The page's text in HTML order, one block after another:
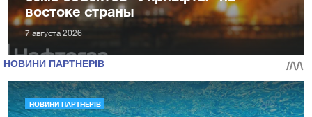
востоке страны
7 августа 2026